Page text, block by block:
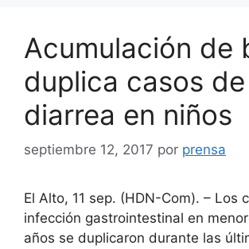
Acumulación de
duplica casos de
diarrea en niños
septiembre 12, 2017 por prensa
El Alto, 11 sep. (HDN-Com). – Los
infección gastrointestinal en
años se duplicaron durante las